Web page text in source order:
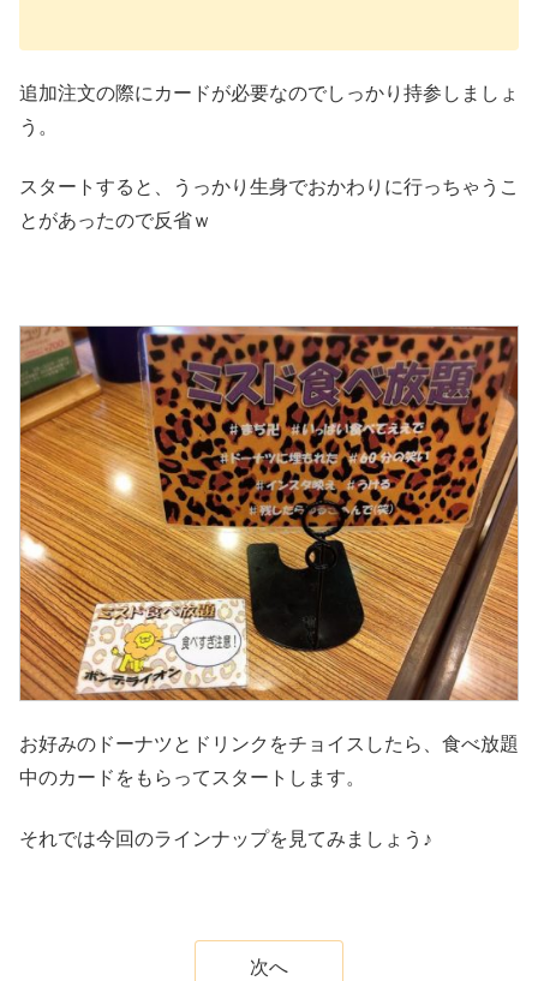
追加注文の際にカードが必要なのでしっかり持参しましょ
う。
スタートすると、うっかり生身でおかわりに行っちゃうこ
とがあったので反省ｗ
お好みのドーナツとドリンクをチョイスしたら、食べ放題
中のカードをもらってスタートします。
それでは今回のラインナップを見てみましょう♪
次へ